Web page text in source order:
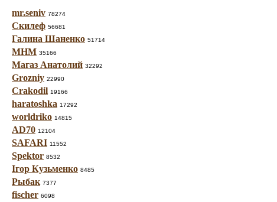
mr.seniv 78274
Скилеф 56681
Галина Шаненко 51714
МНМ 35166
Магаз Анатолий 32292
Grozniy 22990
Crakodil 19166
haratoshka 17292
worldriko 14815
AD70 12104
SAFARI 11552
Spektor 8532
Ігор Кузьменко 8485
Рыбак 7377
fischer 6098